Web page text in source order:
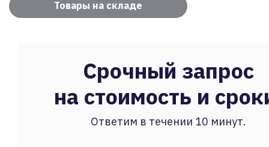
Товары на складе
Срочный запрос
на стоимость и
Ответим в течении 10 минут.